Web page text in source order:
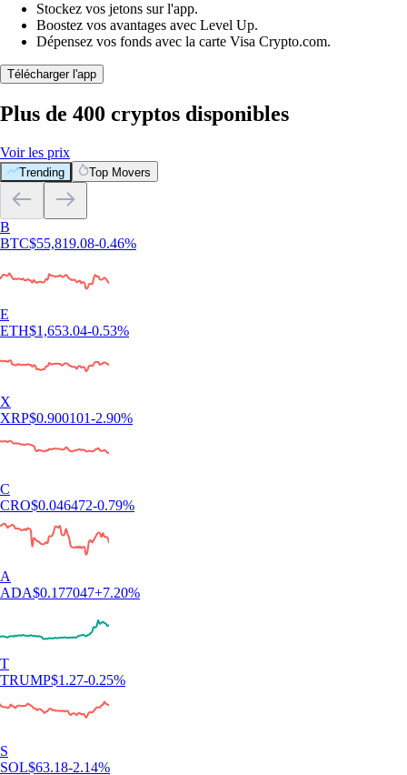
Stockez vos jetons sur l'app.
Boostez vos avantages avec Level Up.
Dépensez vos fonds avec la carte Visa Crypto.com.
Télécharger l'app
Plus de 400 cryptos disponibles
Voir les prix
Trending Top Movers
B
BTC$55,819.08-0.46%
E
ETH$1,653.04-0.53%
X
XRP$0.900101-2.90%
C
CRO$0.046472-0.79%
A
ADA$0.177047+7.20%
T
TRUMP$1.27-0.25%
S
SOL$63.18-2.14%